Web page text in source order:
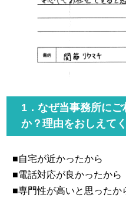
1．なぜ当事務所に
か？理由をおしえて
■自宅が近かったから
■電話対応が良かったから
■専門性が高いと思ったか